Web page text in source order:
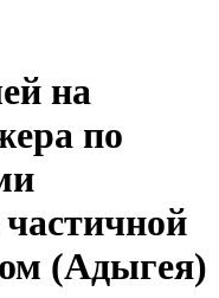
на
по
(Адыгея)